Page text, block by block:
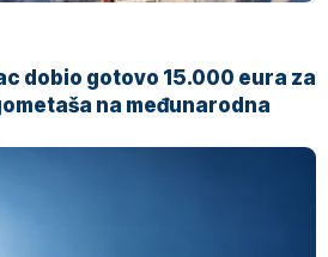
dobio gotovo 15.000 eura za
na međunarodna